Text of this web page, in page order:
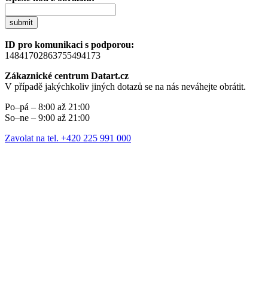
submit
ID pro komunikaci s podporou:
14841702863755494173
Zákaznické centrum Datart.cz
V případě jakýchkoliv jiných dotazů se na nás neváhejte obrátit.
Po–pá – 8:00 až 21:00
So–ne – 9:00 až 21:00
Zavolat na tel. +420 225 991 000